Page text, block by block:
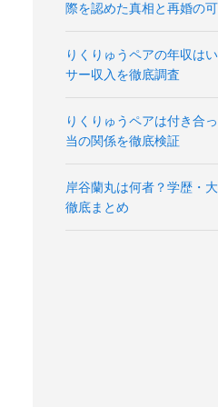
際を認めた真相と再婚の
りくりゅうペアの年収は
サー収入を徹底調査
りくりゅうペアは付き合
当の関係を徹底検証
岸谷蘭丸は何者？学歴・
徹底まとめ